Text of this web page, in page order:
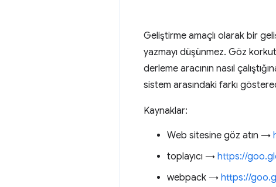
Geliştirme amaçlı olarak bir
yazmayı düşünmez. Göz
derleme aracının nasıl
sistem arasındaki farkı
Kaynaklar:
Web sitesine göz atın →
toplayıcı → https://
webpack → https://